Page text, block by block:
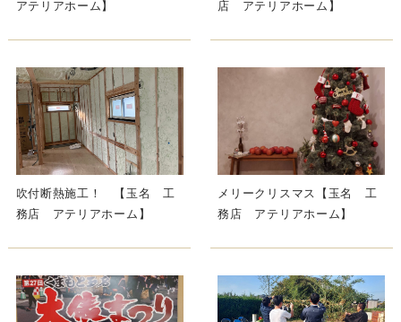
アテリアホーム】
店 アテリアホーム】
吹付断熱施工！ 【玉名 工
務店 アテリアホーム】
メリークリスマス【玉名 工
務店 アテリアホーム】